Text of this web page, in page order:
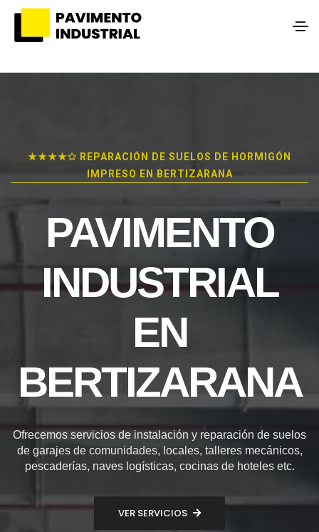
★★★★✩ REPARACIÓN DE SUELOS DE HORMIGÓN
IMPRESO EN BERTIZARANA
PAVIMENTO
INDUSTRIAL
EN
BERTIZARANA
Ofrecemos servicios de instalación y reparación de suelos
de garajes de comunidades, locales, talleres mecánicos,
pescaderías, naves logísticas, cocinas de hoteles etc.
VER SERVICIOS